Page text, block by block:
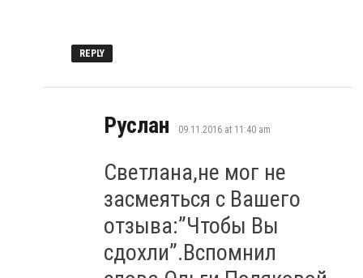
REPLY
Руслан says:
09.11.2016 at 11:40 am
Светлана,не мог не
засмеяться с Вашего
отзыва:”Чтобы Вы
сдохли”.Вспомнил